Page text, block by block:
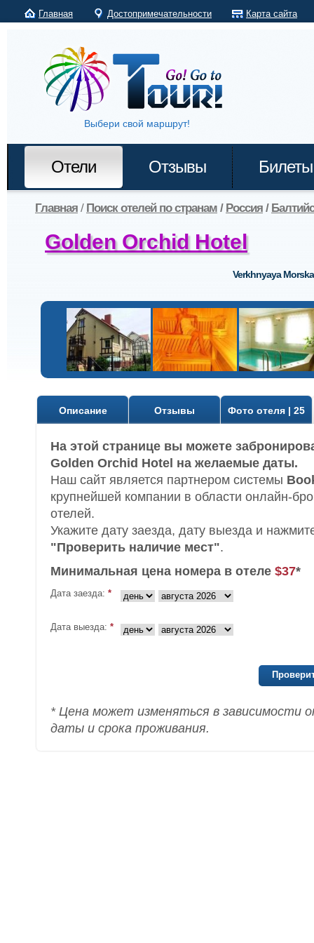
Главная Достопримечательности Карта сайта
Выбери свой маршрут!
Отели Отзывы Билеты
Главная / Поиск отелей по странам / Россия /
Golden Orchid Hotel
Verkhnyaya
Описание Отзывы Фото отеля | 25
На этой странице вы можете
Golden Orchid Hotel на желаемые даты.
Наш сайт является партнером системы
крупнейшей компании в области онлайн-
отелей.
Укажите дату заезда, дату выезда и
"Проверить наличие мест".
Минимальная цена номера в отеле $37*
Дата заезда: *
Дата выезда: *
* Цена может изменяться в зависимости
даты и срока проживания.